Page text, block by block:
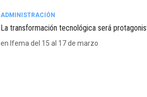
ADMINISTRACIÓN
La transformación tecnológica será
en Ifema del 15 al 17 de marzo